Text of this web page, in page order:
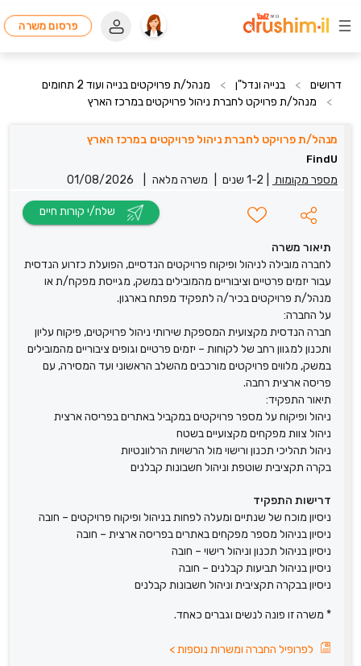
פרסום משרה
דרושים > בנייה ונדל"ן >
מנהל/ת פרויקטים בנייה ועוד 2 תחומים
>
מנהל/ת פרויקט לחברת ניהול פרויקטים במרכז הארץ
מנהל/ת פרויקט לחברת ניהול פרויקטים במרכז הארץ
FindU
מספר מקומות 1-2 שנים משרה מלאה 01/08/2026
תיאור משרה
לחברה מובילה לניהול ופיקוח פרויקטים הנדסיים, הפועלת כזרוע הנדסית
עבור יזמים פרטיים וציבוריים מהמובילים במשק, מגייסת מפקח/ת או
מנהל/ת פרויקטים בכיר/ה לתפקיד מפתח בארגון.
על החברה:
חברה הנדסית מקצועית המספקת שירותי ניהול פרויקטים, פיקוח עליון
ותכנון למגוון רחב של לקוחות – יזמים פרטיים וגופים ציבוריים מהמובילים
במשק, מלווים פרויקטים מורכבים מהשלב הראשוני ועד המסירה, עם
פריסה ארצית רחבה.
תיאור התפקיד:
ניהול ופיקוח על מספר פרויקטים במקביל באתרים בפריסה ארצית
ניהול צוות מפקחים מקצועיים בשטח
ניהול תהליכי תכנון ורישוי מול הרשויות הרלוונטיות
בקרה תקציבית שוטפת וניהול חשבונות קבלנים
דרישות התפקיד
ניסיון מוכח של שנתיים ומעלה לפחות בניהול ופיקוח פרויקטים – חובה
ניסיון בניהול מספר מפקחים באתרים בפריסה ארצית – חובה
ניסיון בניהול תכנון וניהול רישוי – חובה
ניסיון בניהול תביעות קבלנים – חובה
ניסיון בבקרה תקציבית וניהול חשבונות קבלנים
* משרה זו פונה לנשים וגברים כאחד.
לפרופיל החברה ומשרות נוספות>